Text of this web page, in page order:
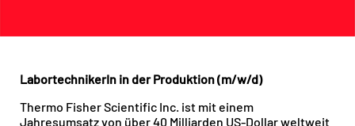
LabortechnikerIn in der Produktion (m/w/d)
Thermo Fisher Scientific Inc. ist mit einem
Jahresumsatz von über 40 Milliarden US-Dollar weltweit